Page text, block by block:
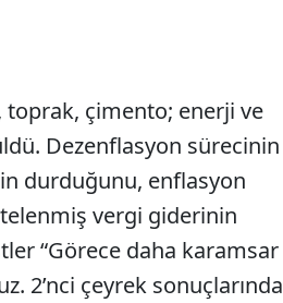
toprak, çimento; enerji ve
Dezenflasyon sürecinin
durduğunu, enflasyon
vergi giderinin
“Görece daha karamsar
2’nci çeyrek sonuçlarında